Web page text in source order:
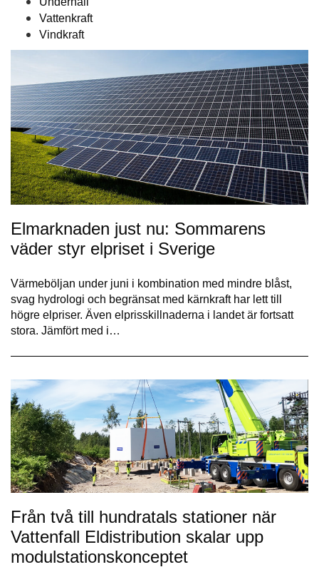
Vattenkraft
Vindkraft
Elmarknaden just nu: Sommarens
väder styr elpriset i Sverige
Värmeböljan under juni i kombination med mindre blåst,
svag hydrologi och begränsat med kärnkraft har lett till
högre elpriser. Även elprisskillnaderna i landet är fortsatt
stora. Jämfört med i…
Från två till hundratals stationer när
Vattenfall Eldistribution skalar upp
modulstationskonceptet